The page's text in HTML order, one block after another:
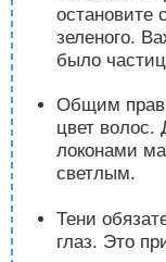
остановите
зеленого.
было
Общим
цвет
локонами
светлым.
Тени
глаз. Это